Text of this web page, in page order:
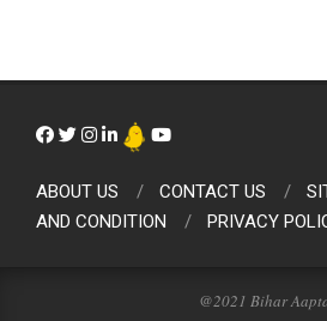
ABOUT US CONTACT US
AND CONDITION
PRIVACY
@2021 Bihar